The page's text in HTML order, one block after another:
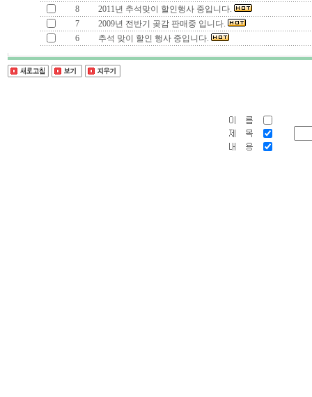
8
2011년 추석맞이 할인행사 중입니다.
7
2009년 전반기 곶감 판매중 입니다.
6
추석 맞이 할인 행사 중입니다.